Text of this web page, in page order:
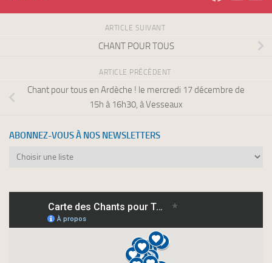
ARTICLE SUIVANT
CHANT POUR TOUS
ARTICLE PRÉCÉDENT
Chant pour tous en Ardèche ! le mercredi 17 décembre de
15h à 16h30, à Vesseaux
ABONNEZ-VOUS À NOS NEWSLETTERS
Abonnez-
newsletters